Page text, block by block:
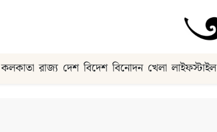
কলকাতা রাজ্য দেশ বিদেশ বিনোদন খেলা লাইফস্টাইল